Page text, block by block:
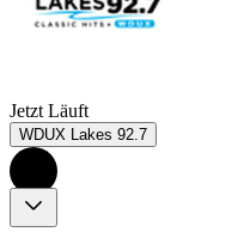
Jetzt Läuft
WDUX Lakes 92.7